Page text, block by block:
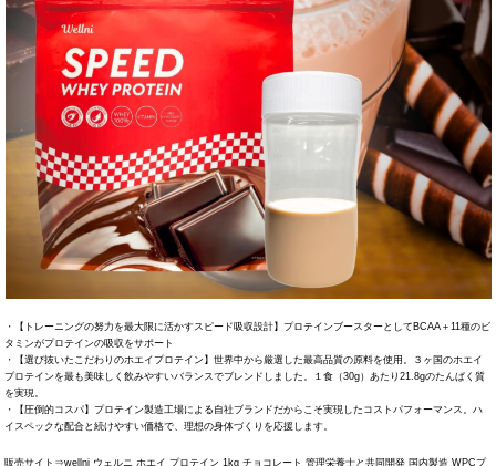
・【トレーニングの努力を最大限に活かすスピード吸収設計】プロテインブースター️としてBCAA＋11種のビ
タミンがプロテインの吸収をサポート
・【選び抜いたこだわりのホエイプロテイン】世界中から厳選した最高品質の原料を使用。３ヶ国のホエイ
プロテインを最も美味しく飲みやすいバランスでブレンドしました。１食（30g）あたり21.8gのたんぱく質
を実現。
・【圧倒的コスパ】プロテイン製造工場による自社ブランドだからこそ実現したコストパフォーマンス。ハ
イスペックな配合と続けやすい価格で、理想の身体づくりを応援します。
販売サイト⇒wellni ウェルニ ホエイ プロテイン 1kg チョコレート 管理栄養士と共同開発 国内製造 WPCプ